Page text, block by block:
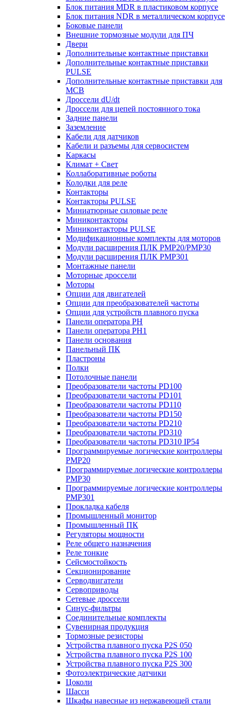
Блок питания MDR в пластиковом корпусе
Блок питания NDR в металлическом корпусе
Боковые панели
Внешние тормозные модули для ПЧ
Двери
Дополнительные контактные приставки
Дополнительные контактные приставки
PULSE
Дополнительные контактные приставки для
MCB
Дроссели dU/dt
Дроссели для цепей постоянного тока
Задние панели
Заземление
Кабели для датчиков
Кабели и разъемы для сервосистем
Каркасы
Климат + Свет
Коллаборативные роботы
Колодки для реле
Контакторы
Контакторы PULSE
Миниатюрные силовые реле
Миниконтакторы
Миниконтакторы PULSE
Модификационные комплекты для моторов
Модули расширения ПЛК PMP20/PMP30
Модули расширения ПЛК PMP301
Монтажные панели
Моторные дроссели
Моторы
Опции для двигателей
Опции для преобразователей частоты
Опции для устройств плавного пуска
Панели оператора PH
Панели оператора PH1
Панели основания
Панельный ПК
Пластроны
Полки
Потолочные панели
Преобразователи частоты PD100
Преобразователи частоты PD101
Преобразователи частоты PD110
Преобразователи частоты PD150
Преобразователи частоты PD210
Преобразователи частоты PD310
Преобразователи частоты PD310 IP54
Программируемые логические контроллеры
PMP20
Программируемые логические контроллеры
PMP30
Программируемые логические контроллеры
PMP301
Прокладка кабеля
Промышленный монитор
Промышленный ПК
Регуляторы мощности
Реле общего назначения
Реле тонкие
Сейсмостойкость
Секционирование
Серводвигатели
Сервоприводы
Сетевые дроссели
Синус-фильтры
Соединительные комплекты
Сувенирная продукция
Тормозные резисторы
Устройства плавного пуска P2S 050
Устройства плавного пуска P2S 100
Устройства плавного пуска P2S 300
Фотоэлектрические датчики
Цоколи
Шасси
Шкафы навесные из нержавеющей стали